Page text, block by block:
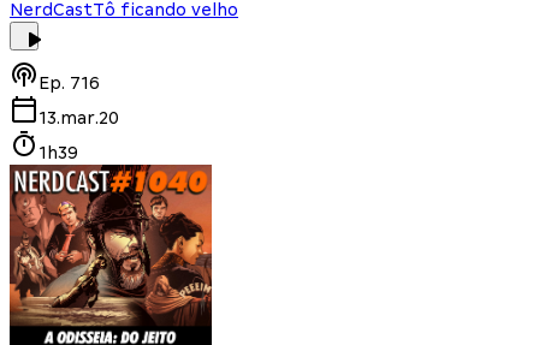
NerdCastTô ficando velho
Ep. 716
13.mar.20
1h39